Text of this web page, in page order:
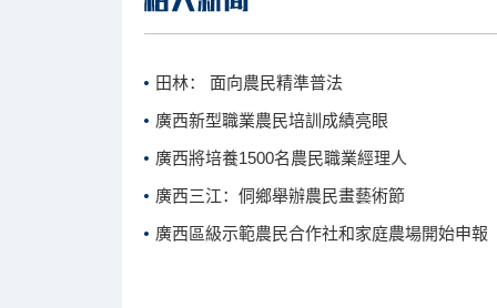
田林： 面向農民精準普法
廣西新型職業農民培訓成績亮眼
廣西將培養1500名農民職業經理人
廣西三江：侗鄉舉辦農民畫藝術節
廣西區級示範農民合作社和家庭農場開始申報